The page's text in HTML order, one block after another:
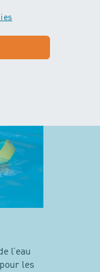
sans
l’eau
les